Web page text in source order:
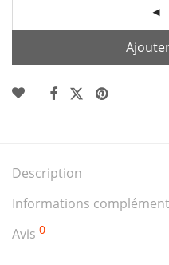
Description
Informations
Avis 0